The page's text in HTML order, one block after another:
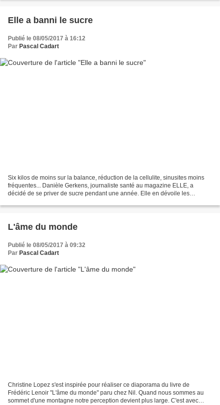
Elle a banni le sucre
Publié le 08/05/2017 à 16:12
Par Pascal Cadart
Six kilos de moins sur la balance, réduction de la cellulite, sinusites moins
fréquentes... Danièle Gerkens, journaliste santé au magazine ELLE, a
décidé de se priver de sucre pendant une année. Elle en dévoile les
L'âme du monde
Publié le 08/05/2017 à 09:32
Par Pascal Cadart
Christine Lopez s'est inspirée pour réaliser ce diaporama du livre de
Frédéric Lenoir "L'âme du monde" paru chez Nil. Quand nous sommes au
sommet d'une montagne notre perception devient plus large. C'est avec